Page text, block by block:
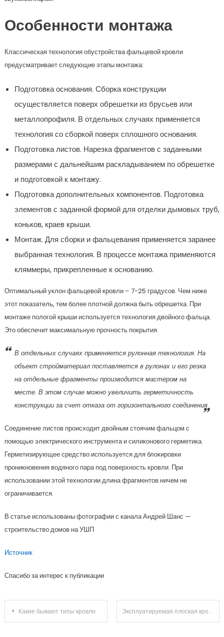
Особенности монтажа
Классическая технология обустройства фальцевой кровли
предусматривает следующие этапы монтажа:
Подготовка основания. Сборка конструкции
осуществляется поверх обрешетки из брусьев или
металлопрофиля. В отдельных случаях применяется
технология со сборкой поверх сплошного основания.
Подготовка листов. Нарезка фрагментов с заданными
размерами с дальнейшим раскладыванием по обрешетке
и подготовкой к монтажу.
Подготовка дополнительных компонентов. Подготовка
элементов с заданной формой для отделки дымовых труб,
коньков, краев крыши.
Монтаж. Для сборки и фальцевания применяется заранее
выбранная технология. В процессе монтажа применяются
кляммеры, прикрепленные к основанию.
Оптимальный уклон фальцевой кровли – 7-25 градусов. Чем ниже
этот показатель, тем более плотной должна быть обрешетка. При
монтаже пологой крыши используется технология двойного фальца.
Это обеспечит максимальную прочность покрытия.
В отдельных случаях применяется рулонная технология. На
объект стройматериал поставляется в рулонах и его резка
на отдельные фрагменты производится мастером на
месте. В этом случае можно увеличить герметичность
конструкции за счет отказа от горизонтального соединения
Соединение листов происходит двойным стоячим фальцом с
помощью электрического инструмента и силиконового герметика.
Герметизирующее средство используется для блокировки
проникновения водяного пара под поверхность кровли. При
использовании этой технологии длина фрагментов ничем не
ограничивается.
В статье использованы фотографии с канала Андрей Шанс —
строительство домов на УШП
Источник
Спасибо за интерес к публикации
Навигация
Какие бывают типы кровли Эксплуатируемая плоская кровля – особенности